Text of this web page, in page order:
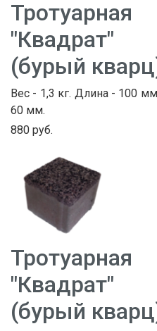
"Квадрат"
(бурый
Вес - 1,3 кг. Длина - 100
60 мм.
880 руб.
"Квадрат"
(бурый